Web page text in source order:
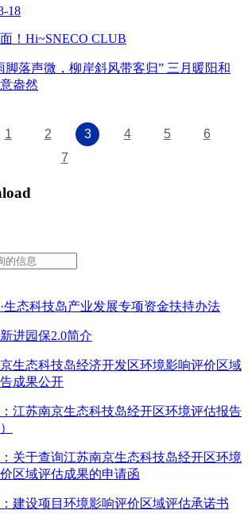
18
！Hi~SNECO CLUB
脚落声微，柳岸斜风带客归” 三月暖阳和
盎然
1 2 3 4 5
6
7
生态科技岛产业发展专项资金扶持办法
进园保2.0简介
生态科技岛经济开发区环境影响评价区域
成果公开
江苏南京生态科技岛经开区环境评估报告
关于查询江苏南京生态科技岛经开区环境
区域评估成果的申请函
建设项目环境影响评价区域评估承诺书